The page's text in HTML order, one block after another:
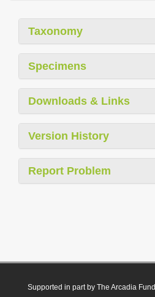
Taxonomy
Specimens
Downloads & Links
Version History
Report Problem
Supported in part by The Arcadia Fund